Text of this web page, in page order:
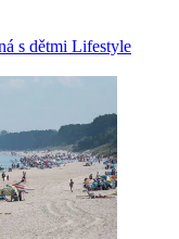
s dětmi Lifestyle